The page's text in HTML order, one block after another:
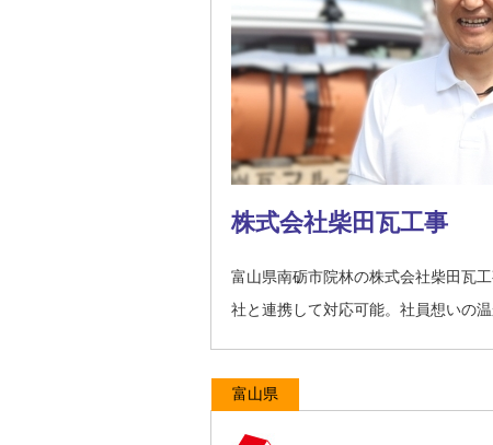
株式会社柴田瓦工事
富山県南砺市院林の株式会社柴田瓦
社と連携して対応可能。社員想いの
富山県